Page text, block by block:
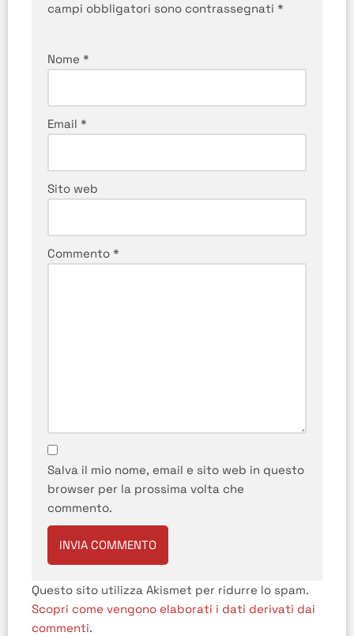
campi obbligatori sono contrassegnati *
Nome *
Email *
Sito web
Commento *
Salva il mio nome, email e sito web in questo
browser per la prossima volta che
commento.
Questo sito utilizza Akismet per ridurre lo spam.
Scopri come vengono elaborati i dati derivati dai
commenti.